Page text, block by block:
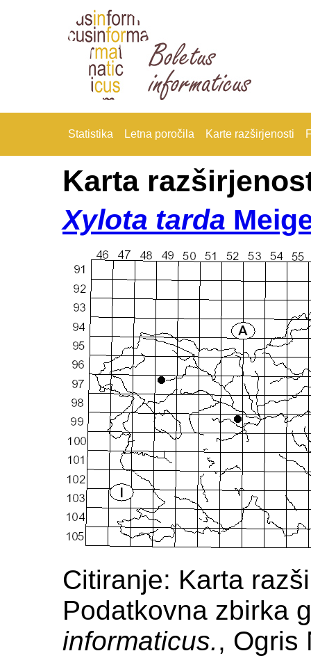
Statistika Letna poročila Karte razširjenosti
Karta
Xylota tarda
Citiranje: Karta
Podatkovna zbirka
informaticus., Ogris